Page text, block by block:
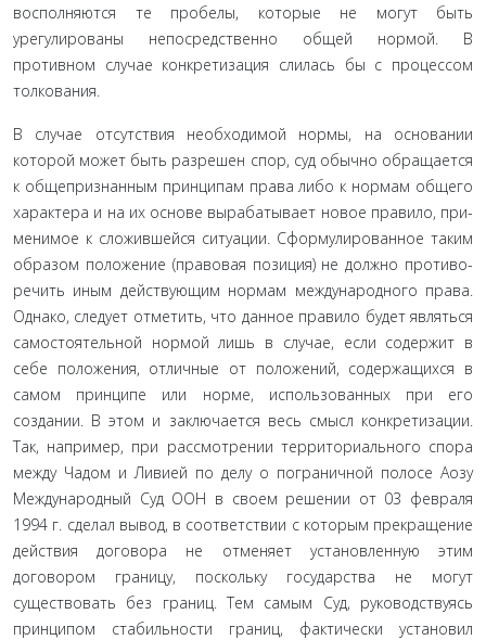
вос­полняются те пробелы, которые не могут быть
урегулированы непосредственно общей нормой. В
противном случае конкре­тизация слилась бы с процессом
толкования.
В случае отсутствия необходимой нормы, на основании
которой может быть разрешен спор, суд обычно обращается
к общепризнанным принципам права либо к нормам общего
характера и на их основе вырабатывает новое правило, при­
менимое к сложившейся ситуации. Сформулированное таким
образом положение (правовая позиция) не должно противо­
речить иным действующим нормам международного права.
Однако, следует отметить, что данное правило будет являться
самостоятельной нормой лишь в случае, если содержит в
себе положения, отличные от положений, содержащихся в
самом принципе или норме, использованных при его
создании. В этом и заключается весь смысл конкретизации.
Так, например, при рассмотрении территориального спора
между Чадом и Ливией по делу о пограничной полосе Аозу
Международный Суд ООН в своем решении от 03 февраля
1994 г. сделал вывод, в соответствии с которым прекращение
действия договора не отменяет установленную этим
договором границу, поскольку государства не могут
существовать без границ. Тем самым Суд, руководствуясь
принципом стабильности границ, факти­чески установил